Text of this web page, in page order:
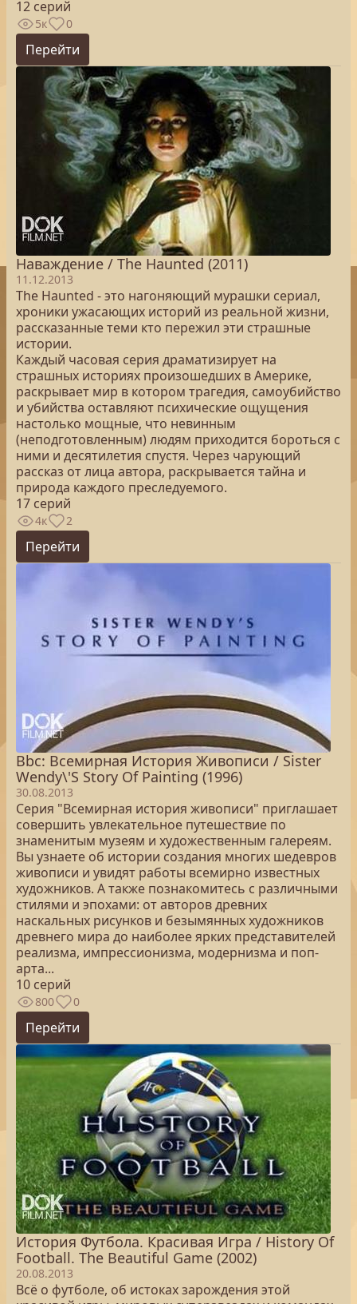
12 серий
5к 0
Перейти
Наваждение / The Haunted (2011)
11.12.2013
The Haunted - это нагоняющий мурашки сериал,
хроники ужасающих историй из реальной жизни,
рассказанные теми кто пережил эти страшные
истории.
Каждый часовая серия драматизирует на
страшных историях произошедших в Америке,
раскрывает мир в котором трагедия, самоубийство
и убийства оставляют психические ощущения
настолько мощные, что невинным
(неподготовленным) людям приходится бороться с
ними и десятилетия спустя. Через чарующий
рассказ от лица автора, раскрывается тайна и
природа каждого преследуемого.
17 серий
4к 2
Перейти
Bbc: Всемирная История Живописи / Sister
Wendy\'S Story Of Painting (1996)
30.08.2013
Серия "Всемирная история живописи" приглашает
совершить увлекательное путешествие по
знаменитым музеям и художественным галереям.
Вы узнаете об истории создания многих шедевров
живописи и увидят работы всемирно известных
художников. А также познакомитесь с различными
стилями и эпохами: от авторов древних
наскальных рисунков и безымянных художников
древнего мира до наиболее ярких представителей
реализма, импрессионизма, модернизма и поп-
арта...
10 серий
800 0
Перейти
История Футбола. Красивая Игра / History Of
Football. The Beautiful Game (2002)
20.08.2013
Всё о футболе, об истоках зарождения этой